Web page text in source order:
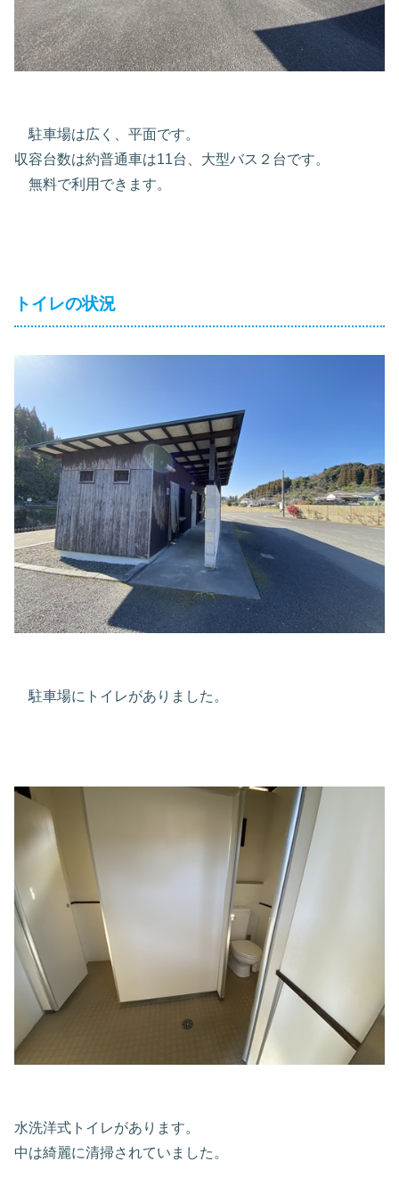
駐車場は広く、平面です。
収容台数は約普通車は11台、大型バス２台です。
無料で利用できます。
トイレの状況
駐車場にトイレがありました。
水洗洋式トイレがあります。
中は綺麗に清掃されていました。